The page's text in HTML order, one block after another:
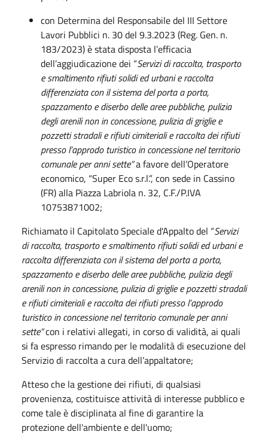
con Determina del Responsabile del III Settore
Lavori Pubblici n. 30 del 9.3.2023 (Reg. Gen. n.
183/2023) è stata disposta l’efficacia
dell’aggiudicazione dei “Servizi di raccolta, trasporto
e smaltimento rifiuti solidi ed urbani e raccolta
differenziata con il sistema del porta a porta,
spazzamento e diserbo delle aree pubbliche, pulizia
degli arenili non in concessione, pulizia di griglie e
pozzetti stradali e rifiuti cimiteriali e raccolta dei rifiuti
presso l’approdo turistico in concessione nel territorio
comunale per anni sette”a favore dell’Operatore
economico, “Super Eco s.r.l.”, con sede in Cassino
(FR) alla Piazza Labriola n. 32, C.F./P.IVA
10753871002;
Richiamato il Capitolato Speciale d'Appalto del “Servizi
di raccolta, trasporto e smaltimento rifiuti solidi ed urbani e
raccolta differenziata con il sistema del porta a porta,
spazzamento e diserbo delle aree pubbliche, pulizia degli
arenili non in concessione, pulizia di griglie e pozzetti stradali
e rifiuti cimiteriali e raccolta dei rifiuti presso l’approdo
turistico in concessione nel territorio comunale per anni
sette”con i relativi allegati, in corso di validità, ai quali
si fa espresso rimando per le modalità di esecuzione del
Servizio di raccolta a cura dell’appaltatore;
Atteso che la gestione dei rifiuti, di qualsiasi
provenienza, costituisce attività di interesse pubblico e
come tale è disciplinata al fine di garantire la
protezione dell'ambiente e dell'uomo;